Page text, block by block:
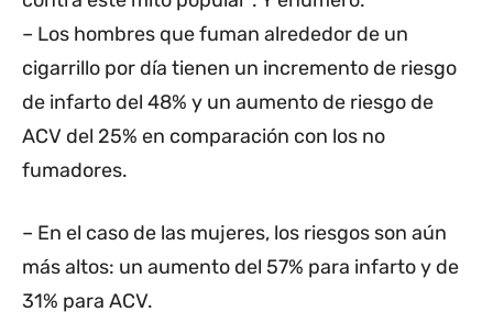
– Los hombres que fuman alrededor de un
cigarrillo por día tienen un incremento de riesgo
de infarto del 48% y un aumento de riesgo de
ACV del 25% en comparación con los no
fumadores.
– En el caso de las mujeres, los riesgos son aún
más altos: un aumento del 57% para infarto y de
31% para ACV.